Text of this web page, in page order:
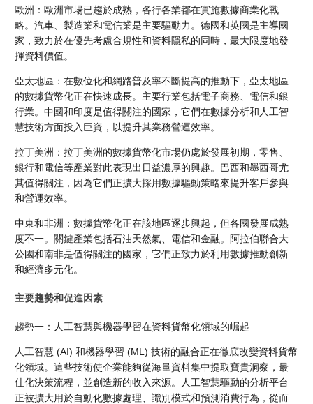
歐洲：歐洲市場已趨於成熟，各行各業都在實施數據商業化戰
略。汽車、製造業和電信業是主要驅動力。德國和英國是主導國
家，致力於在優先考慮合規性和資料隱私的同時，最大限度地發
揮資料價值。
亞太地區：在數位化和網路普及率不斷提高的推動下，亞太地區
的數據貨幣化正在快速成長。主要行業包括電子商務、電信和銀
行業。中國和印度是值得關注的國家，它們在數據分析和人工智
慧技術方面投入巨資，以提升其業務營運效率。
拉丁美洲：拉丁美洲的數據貨幣化市場仍處於發展初期，零售、
銀行和電信等產業對此表現出日益濃厚的興趣。巴西和墨西哥尤
其值得關注，因為它們正擴大採用數據驅動策略來提升客戶參與
和營運效率。
中東和非洲：數據貨幣化正在該地區逐步興起，但各國發展成熟
度不一。關鍵產業包括石油天然氣、電信和金融。阿拉伯聯合大
公國和南非是值得關注的國家，它們正致力於利用數據推動創新
和經濟多元化。
主要趨勢和促進因素
趨勢一：人工智慧與機器學習在資料貨幣化領域的崛起
人工智慧 (AI) 和機器學習 (ML) 技術的融合正在徹底改變資料貨幣
化領域。這些技術使企業能夠從海量資料集中提取寶貴洞察，最
佳化決策流程，並創造新的收入來源。人工智慧驅動的分析平台
正被擴大用於自動化數據處理、識別模式和預測消費行為，從而